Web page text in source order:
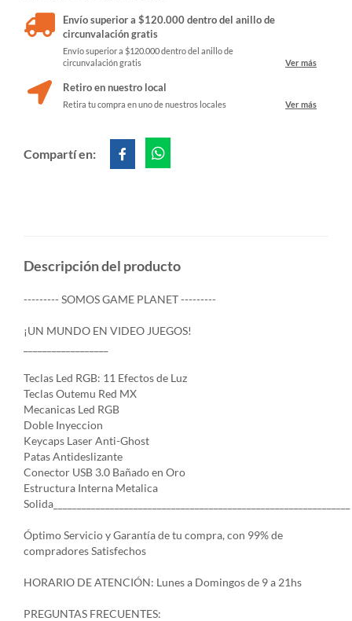
Envío superior a $120.000 dentro del anillo de
circunvalación gratis
Envío superior a $120.000 dentro del anillo de
circunvalación gratis
Ver más
Retiro en nuestro local
Retira tu compra en uno de nuestros locales Ver más
Compartí en:
Descripción del producto
--------- SOMOS GAME PLANET ---------
¡UN MUNDO EN VIDEO JUEGOS!
Teclas Led RGB: 11 Efectos de Luz
Teclas Outemu Red MX
Mecanicas Led RGB
Doble Inyeccion
Keycaps Laser Anti-Ghost
Patas Antideslizante
Conector USB 3.0 Bañado en Oro
Estructura Interna Metalica
Solida_______________________________________________________________
Óptimo Servicio y Garantía de tu compra, con 99% de
compradores Satisfechos
HORARIO DE ATENCIÓN: Lunes a Domingos de 9 a 21hs
PREGUNTAS FRECUENTES: